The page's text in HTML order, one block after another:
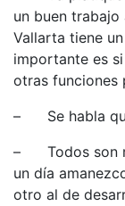
un buen
Vallarta tiene
importante es
otras funciones
– Se habla
– Todos son
un día
otro al de